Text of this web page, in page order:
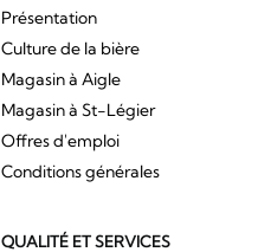
Présentation
Culture de la bière
Magasin à Aigle
Magasin à St-Légier
Offres d'emploi
Conditions générales
QUALITÉ ET SERVICES